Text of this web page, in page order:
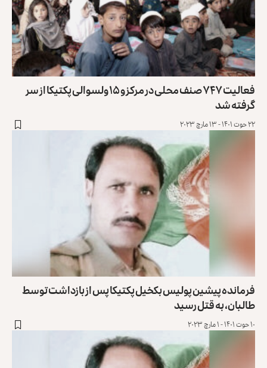
فعالیت ۷۴۷ صنف محلی در مرکز و ۱۵ ولسوالی پکتیکا از سر
گرفته شد
۲۲ حوت ۱۴۰۱ - ۱۳ مارچ ۲۰۲۳
فرمانده پیشین پولیس بکخیل پکتیکا پس از بازداشت توسط
طالبان، به قتل رسید
۱۰ حوت ۱۴۰۱ - ۱ مارچ ۲۰۲۳